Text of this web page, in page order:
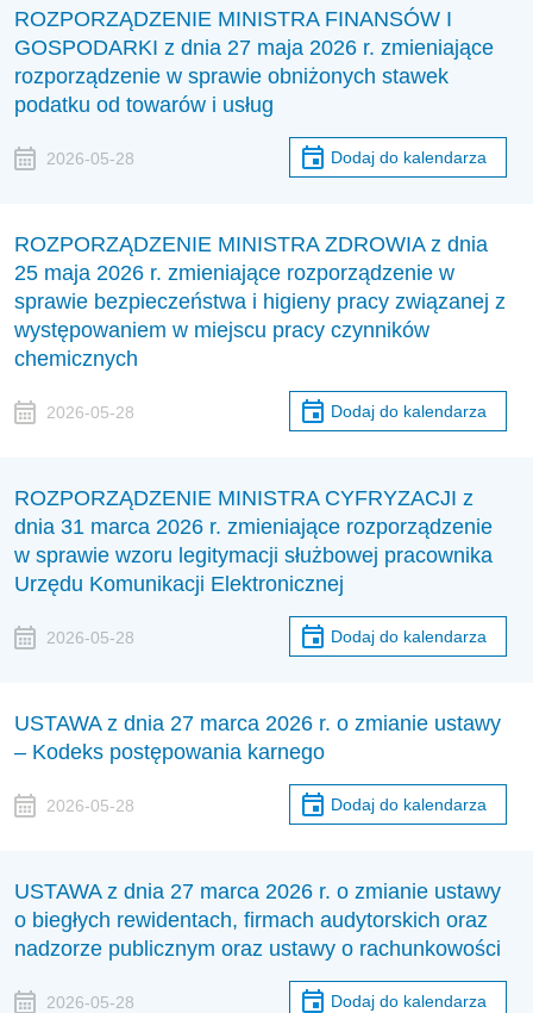
ROZPORZĄDZENIE MINISTRA FINANSÓW I
GOSPODARKI z dnia 27 maja 2026 r. zmieniające
rozporządzenie w sprawie obniżonych stawek
podatku od towarów i usług
2026-05-28 Dodaj do kalendarza
ROZPORZĄDZENIE MINISTRA ZDROWIA z dnia
25 maja 2026 r. zmieniające rozporządzenie w
sprawie bezpieczeństwa i higieny pracy związanej z
występowaniem w miejscu pracy czynników
chemicznych
2026-05-28 Dodaj do kalendarza
ROZPORZĄDZENIE MINISTRA CYFRYZACJI z
dnia 31 marca 2026 r. zmieniające rozporządzenie
w sprawie wzoru legitymacji służbowej pracownika
Urzędu Komunikacji Elektronicznej
2026-05-28 Dodaj do kalendarza
USTAWA z dnia 27 marca 2026 r. o zmianie ustawy
– Kodeks postępowania karnego
2026-05-28 Dodaj do kalendarza
USTAWA z dnia 27 marca 2026 r. o zmianie ustawy
o biegłych rewidentach, firmach audytorskich oraz
nadzorze publicznym oraz ustawy o rachunkowości
2026-05-28 Dodaj do kalendarza